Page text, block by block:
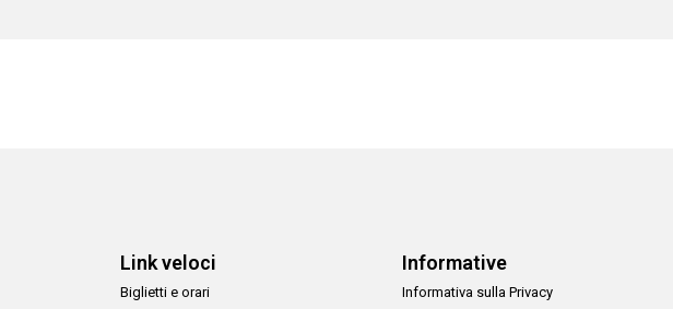
Link veloci
Biglietti e orari
Informative
Informativa sulla Privacy